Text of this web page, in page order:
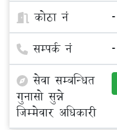
कोठा नं
-
सम्पर्क नं -
सेवा सम्बन्धित
गुनासो सुन्ने
जिम्मेवार अधिकारी